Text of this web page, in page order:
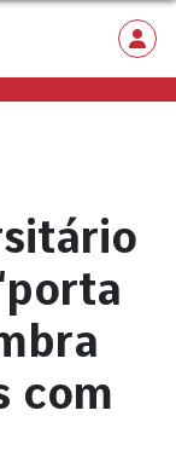
com